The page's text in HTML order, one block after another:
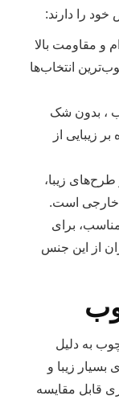
را دارند:
و مقاومت بالا
انتخاب‌ها
، بدون شک
زیبایی از
زیبا،
خارجی است.
برای
از این جنس
به دلیل
زیبا و
قابل مقایسه